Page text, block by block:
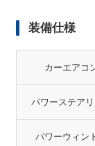
装備仕様
カーエアコ
パワーステア
パワーウィン